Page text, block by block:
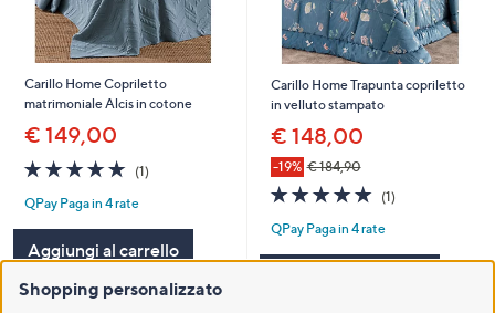
Carillo Home Copriletto
matrimoniale Alcis in cotone
€ 149,00
5.0
of
5
(1)1
QPay Paga in 4 rate
Aggiungi al carrello
Carillo Home Trapunta copriletto
in velluto stampato
€ 148,00
-19% € 184,90
5.0
of
5
(1)
QPay Paga in 4 rate
Shopping personalizzato